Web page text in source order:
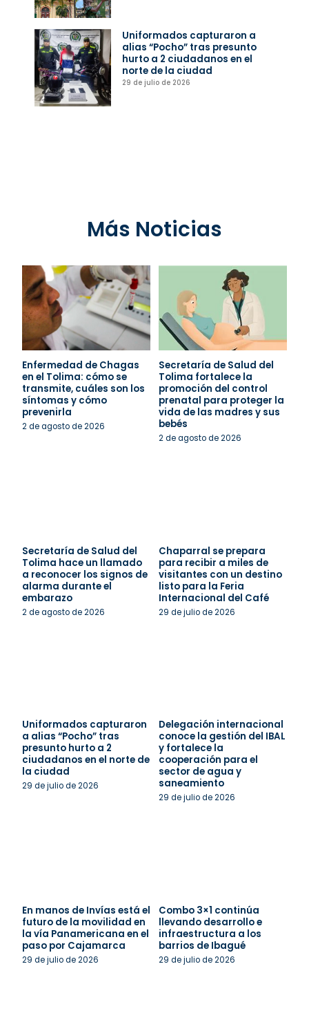
Uniformados capturaron a
alias “Pocho” tras presunto
hurto a 2 ciudadanos en el
norte de la ciudad
29 de julio de 2026
Más Noticias
Enfermedad de Chagas
en el Tolima: cómo se
transmite, cuáles son los
síntomas y cómo
prevenirla
2 de agosto de 2026
Secretaría de Salud del
Tolima fortalece la
promoción del control
prenatal para proteger la
vida de las madres y sus
bebés
2 de agosto de 2026
Secretaría de Salud del
Tolima hace un llamado
a reconocer los signos de
alarma durante el
embarazo
2 de agosto de 2026
Chaparral se prepara
para recibir a miles de
visitantes con un destino
listo para la Feria
Internacional del Café
29 de julio de 2026
Uniformados capturaron
a alias “Pocho” tras
presunto hurto a 2
ciudadanos en el norte de
la ciudad
29 de julio de 2026
Delegación internacional
conoce la gestión del IBAL
y fortalece la
cooperación para el
sector de agua y
saneamiento
29 de julio de 2026
En manos de Invías está el
futuro de la movilidad en
la vía Panamericana en el
paso por Cajamarca
29 de julio de 2026
Combo 3×1 continúa
llevando desarrollo e
infraestructura a los
barrios de Ibagué
29 de julio de 2026